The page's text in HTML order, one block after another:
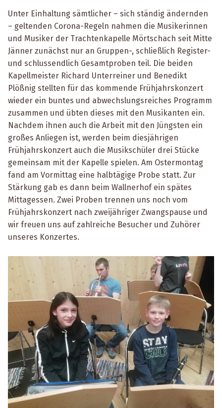
Unter Einhaltung sämtlicher – sich ständig ändernden
– geltenden Corona-Regeln nahmen die Musikerinnen
und Musiker der Trachtenkapelle Mörtschach seit Mitte
Jänner zunächst nur an Gruppen-, schließlich Register-
und schlussendlich Gesamtproben teil. Die beiden
Kapellmeister Richard Unterreiner und Benedikt
Plößnig stellten für das kommende Frühjahrskonzert
wieder ein buntes und abwechslungsreiches Programm
zusammen und übten dieses mit den Musikanten ein.
Nachdem ihnen auch die Arbeit mit den Jüngsten ein
großes Anliegen ist, werden beim diesjährigen
Frühjahrskonzert auch die Musikschüler drei Stücke
gemeinsam mit der Kapelle spielen. Am Ostermontag
fand am Vormittag eine halbtägige Probe statt. Zur
Stärkung gab es dann beim Wallnerhof ein spätes
Mittagessen. Zwei Proben trennen uns noch vom
Frühjahrskonzert nach zweijähriger Zwangspause und
wir freuen uns auf zahlreiche Besucher und Zuhörer
unseres Konzertes.